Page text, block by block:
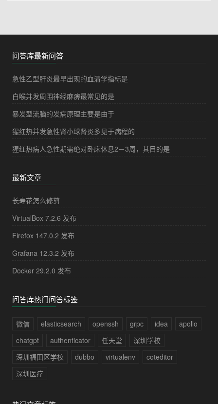
问答库最新问答
急性乙型肝炎最早出现的血清学指标是
白喉并发周围神经麻痹最常见的是
暴发型流脑的发病原理主要是由于
猩红热并发急性肾小球肾炎多见于病程的
猩红热病人急性期需绝对卧床休息2－3周，其目的是
最新文章
长寿花怎么修剪
VirtualBox 7.2.6 发布
Firefox 147.0.2 发布
Grafana 12.3.2 发布
Docker 29.2.0 发布
问答库热门问答标签
微信 elasticsearch openssh grpc idea
apollo
chatgpt
authenticator 任天堂
深圳学校
深圳福田区学校
dubbo virtualenv
coteditor
深圳医疗